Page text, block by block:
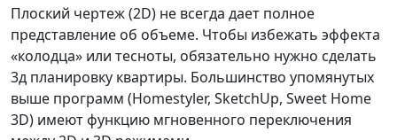
Плоский чертеж (2D) не всегда дает полное
представление об объеме. Чтобы избежать эффекта
«колодца» или тесноты, обязательно нужно сделать
3д планировку квартиры. Большинство упомянутых
выше программ (Homestyler, SketchUp, Sweet Home
3D) имеют функцию мгновенного переключения